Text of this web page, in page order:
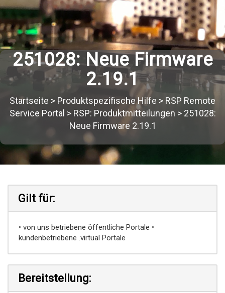
251028: Neue Firmware
2.19.1
Startseite > Produktspezifische Hilfe > RSP Remote
Service Portal > RSP: Produktmitteilungen > 251028:
Neue Firmware 2.19.1
Gilt für:
• von uns betriebene öffentliche Portale •
kundenbetriebene .virtual Portale
Bereitstellung: